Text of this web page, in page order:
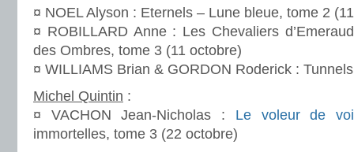
¤ NOEL Alyson : Eternels – Lune bleue, tome 2
¤ ROBILLARD Anne : Les Chevaliers
des Ombres, tome 3 (11 octobre)
¤ WILLIAMS Brian & GORDON Roderick :
Michel Quintin :
¤ VACHON Jean-Nicholas : Le voleur de
immortelles, tome 3 (22 octobre)